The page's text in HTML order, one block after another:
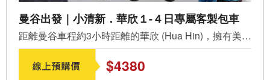
曼谷出發｜小清新．華欣１-４日專屬客製包車
距離曼谷車程約3小時距離的華欣 (Hua Hin)，擁有美麗的海岸...
$4380